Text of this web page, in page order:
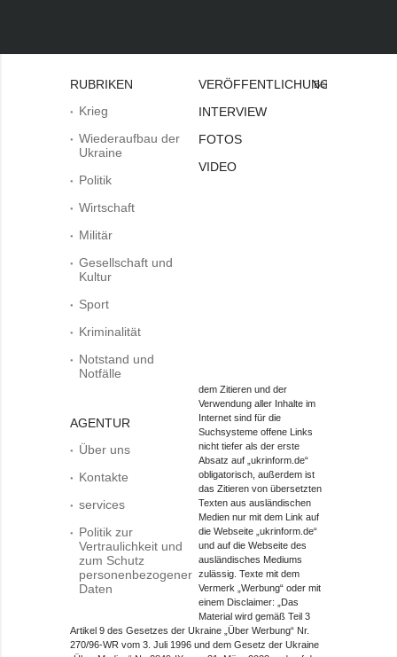
RUBRIKEN
Krieg
Wiederaufbau der
Ukraine
Politik
Wirtschaft
Militär
Gesellschaft und
Kultur
Sport
Kriminalität
Notstand und
Notfälle
AGENTUR
Über uns
Kontakte
services
Politik zur
Vertraulichkeit und
zum Schutz
personenbezogener
Daten
VERÖFFENTLICHUNGEN
INTERVIEW
FOTOS
VIDEO
Bei
dem Zitieren und der
Verwendung aller Inhalte im
Internet sind für die
Suchsysteme offene Links
nicht tiefer als der erste
Absatz auf „ukrinform.de“
obligatorisch, außerdem ist
das Zitieren von übersetzten
Texten aus ausländischen
Medien nur mit dem Link auf
die Webseite „ukrinform.de“
und auf die Webseite des
ausländisches Mediums
zulässig. Texte mit dem
Vermerk „Werbung“ oder mit
einem Disclaimer: „Das
Material wird gemäß Teil 3
Artikel 9 des Gesetzes der Ukraine „Über Werbung“ Nr.
270/96-WR vom 3. Juli 1996 und dem Gesetz der Ukraine